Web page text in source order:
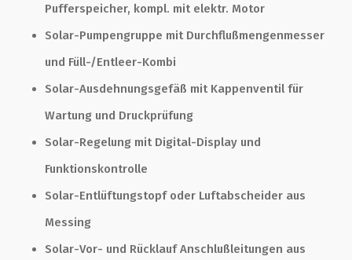
Pufferspeicher, kompl. mit elektr. Motor
Solar-Pumpengruppe mit Durchflußmengenmesser
und Füll-/Entleer-Kombi
Solar-Ausdehnungsgefäß mit Kappenventil für
Wartung und Druckprüfung
Solar-Regelung mit Digital-Display und
Funktionskontrolle
Solar-Entlüftungstopf oder Luftabscheider aus
Messing
Solar-Vor- und Rücklauf Anschlußleitungen aus